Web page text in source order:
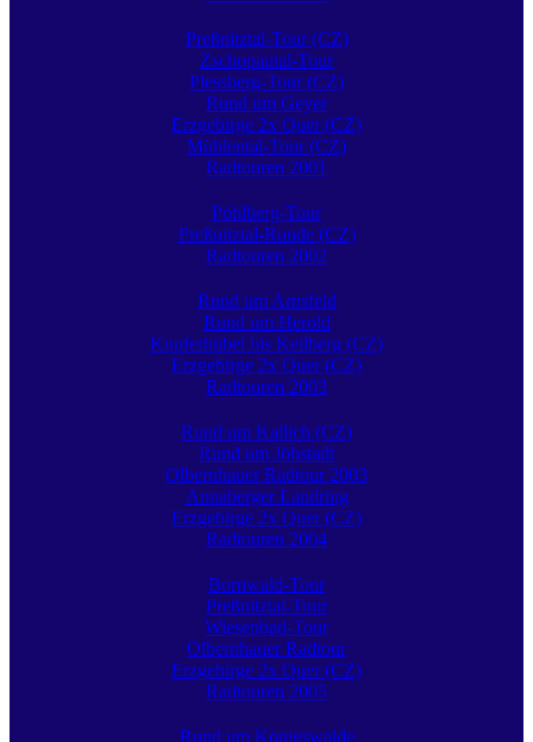
Preßnitztal-Tour (CZ)
Zschopautal-Tour
Plessberg-Tour (CZ)
Rund um Geyer
Erzgebirge 2x Quer (CZ)
Mühlental-Tour (CZ)
Radtouren 2001
Pöhlberg-Tour
Preßnitztal-Runde (CZ)
Radtouren 2002
Rund um Arnsfeld
Rund um Herold
Kupferhübel bis Keilberg (CZ)
Erzgebirge 2x Quer (CZ)
Radtouren 2003
Rund um Kallich (CZ)
Rund um Jöhstadt
Olbernhauer Radtour 2003
Annaberger Landring
Erzgebirge 2x Quer (CZ)
Radtouren 2004
Bornwald-Tour
Preßnitztal-Tour
Wiesenbad-Tour
Olbernhauer Radtour
Erzgebirge 2x Quer (CZ)
Radtouren 2005
Rund um Königswalde